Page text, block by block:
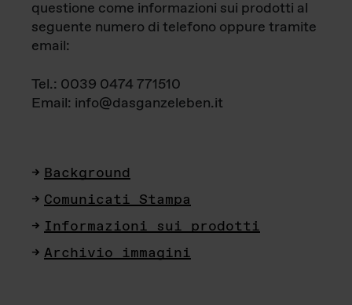
questione come informazioni sui prodotti al
seguente numero di telefono oppure tramite
email:
Tel.: 0039 0474 771510
Email: info@dasganzeleben.it
Background
Comunicati Stampa
Informazioni sui prodotti
Archivio immagini